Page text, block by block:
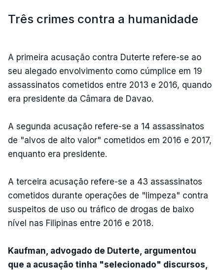
Três crimes contra a humanidade
A primeira acusação contra Duterte refere-se ao
seu alegado envolvimento como cúmplice em 19
assassinatos cometidos entre 2013 e 2016, quando
era presidente da Câmara de Davao.
A segunda acusação refere-se a 14 assassinatos
de "alvos de alto valor" cometidos em 2016 e 2017,
enquanto era presidente.
A terceira acusação refere-se a 43 assassinatos
cometidos durante operações de "limpeza" contra
suspeitos de uso ou tráfico de drogas de baixo
nível nas Filipinas entre 2016 e 2018.
Kaufman, advogado de Duterte, argumentou
que a acusação tinha "selecionado" discursos,